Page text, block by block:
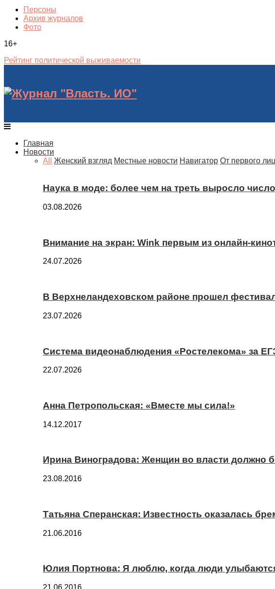
Персоны
Архив журналов
Фото
16+
Рейтинг политической выживаемости
Главная
Новости
All
Женский взгляд Местные новости Навигатор От первого
Наука в моде: более чем на треть выросло
03.08.2026
Внимание на экран: Wink первым из онлайн-
24.07.2026
В Верхнеландеховском районе прошел
23.07.2026
Система видеонаблюдения «Ростелекома» за
22.07.2026
Анна Петропольская: «Вместе мы сила!»
14.12.2017
Ирина Виноградова: Женщин во власти должно
23.08.2016
Татьяна Сперанская: Известность оказалась
21.06.2016
Юлия Портнова: Я люблю, когда люди
21.06.2016